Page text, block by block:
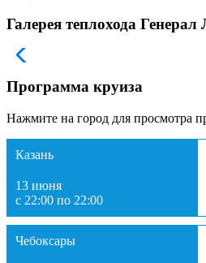
Галерея теплохода
Программа круиза
Нажмите на город для просмотра
Казань
13 июня
с 22:00 по 22:00
Чебоксары